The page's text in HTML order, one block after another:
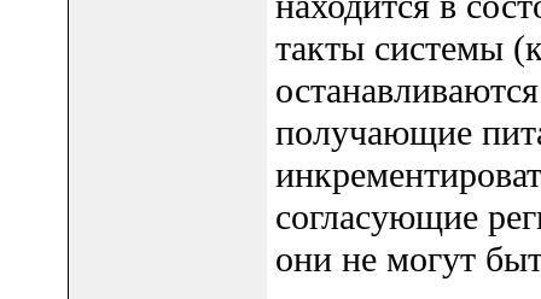
такты системы
получающие
согласующие
они не могут